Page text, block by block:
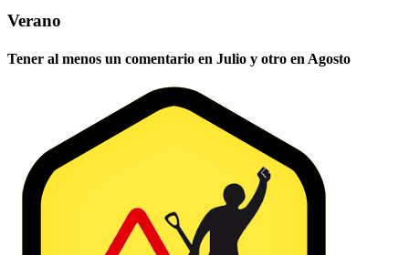
Verano
Tener al menos un comentario en Julio y otro en Agosto